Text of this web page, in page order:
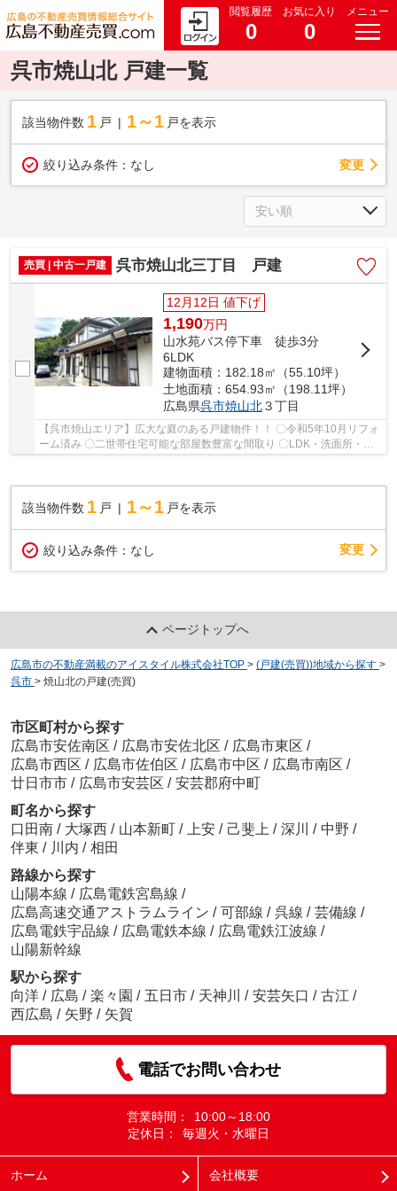
閲覧履歴
0
お気に入り
0
メニュー
呉市焼山北 戸建一覧
該当物件数 1 戸 1～1 戸を表示
絞り込み条件： なし 変更
売買 | 中古一戸建 呉市焼山北三丁目 戸建
12月12日 値下げ
1,190万円
山水苑バス停下車 徒歩3分
6LDK
建物面積：182.18㎡（55.10坪）
土地面積：654.93㎡（198.11坪）
広島県呉市焼山北３丁目
【呉市焼山エリア】広大な庭のある戸建物件！！ 〇令和5年10月リフォ
ーム済み 〇二世帯住宅可能な部屋数豊富な間取り 〇LDK・洗面所・浴
該当物件数 1 戸 1～1 戸を表示
絞り込み条件： なし 変更
ページトップへ
広島市の不動産満載のアイスタイル株式会社TOP > (戸建(売買))地域から探す >
呉市 > 焼山北の戸建(売買)
市区町村から探す
広島市安佐南区 / 広島市安佐北区 / 広島市東区 /
広島市西区 / 広島市佐伯区 / 広島市中区 / 広島市南区 /
廿日市市 / 広島市安芸区 / 安芸郡府中町
町名から探す
口田南 / 大塚西 / 山本新町 / 上安 / 己斐上 / 深川 / 中野 /
伴東 / 川内 / 相田
路線から探す
山陽本線 / 広島電鉄宮島線 /
広島高速交通アストラムライン / 可部線 / 呉線 / 芸備線 /
広島電鉄宇品線 / 広島電鉄本線 / 広島電鉄江波線 /
山陽新幹線
駅から探す
向洋 / 広島 / 楽々園 / 五日市 / 天神川 / 安芸矢口 / 古江 /
西広島 / 矢野 / 矢賀
電話でお問い合わせ
営業時間：
10:00～18:00
定休日：
毎週火・水曜日
ホーム 会社概要